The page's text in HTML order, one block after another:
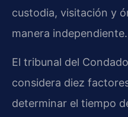
custodia, visitación y
manera independiente.
El tribunal del
considera diez
determinar el tiempo